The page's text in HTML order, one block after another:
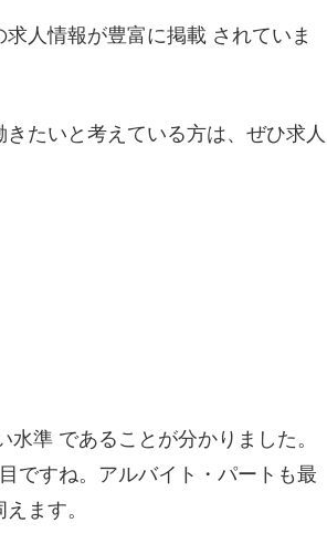
人情報が豊富に掲載 されていま
たいと考えている方は、ぜひ求人
準 であることが分かりました。
ですね。アルバイト・パートも最
ます。